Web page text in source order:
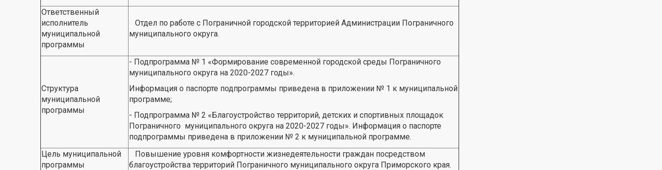
Ответственный
исполнитель
муниципальной
программы
Отдел по работе с Пограничной городской территорией Администрации Пограничного
муниципального округа.
Структура
муниципальной
программы
- Подпрограмма № 1 «Формирование современной городской среды Пограничного
муниципального округа на 2020-2027 годы».
Информация о паспорте подпрограммы приведена в приложении № 1 к муниципальной
программе;
- Подпрограмма № 2 «Благоустройство территорий, детских и спортивных площадок
Пограничного муниципального округа на 2020-2027 годы». Информация о паспорте
подпрограммы приведена в приложении № 2 к муниципальной программе.
Цель муниципальной
программы
Повышение уровня комфортности жизнедеятельности граждан посредством
благоустройства территорий Пограничного муниципального округа Приморского края.